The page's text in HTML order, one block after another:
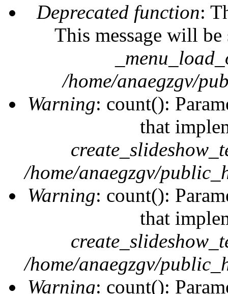
Deprecated function:
This message will
/home/anaegzgv/
Warning: count():
that
/home/anaegzgv/
Warning: count():
that
/home/anaegzgv/
Warning: count():